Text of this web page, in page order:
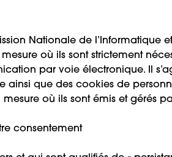
Nationale de l’Informatique
où ils sont strictement
par voie électronique. Il
ainsi que des cookies de
où ils sont émis et gérés
consentement